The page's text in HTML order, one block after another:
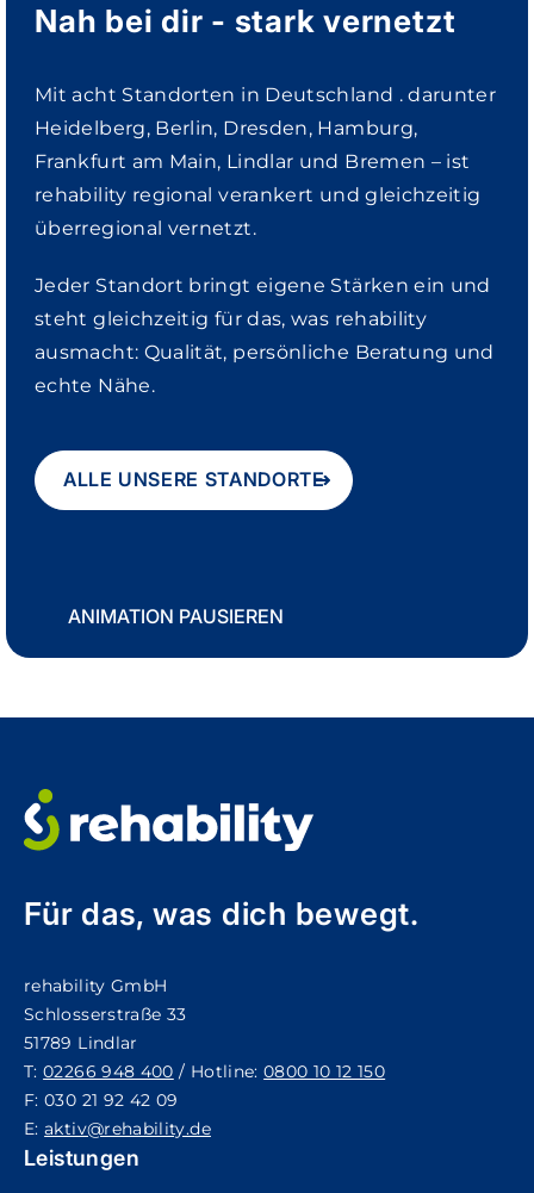
Nah bei dir - stark vernetzt
Mit acht Standorten in Deutschland . darunter
Heidelberg, Berlin, Dresden, Hamburg,
Frankfurt am Main, Lindlar und Bremen – ist
rehability regional verankert und gleichzeitig
überregional vernetzt.
Jeder Standort bringt eigene Stärken ein und
steht gleichzeitig für das, was rehability
ausmacht: Qualität, persönliche Beratung und
echte Nähe.
ALLE UNSERE STANDORTE
ANIMATION PAUSIEREN
Für das, was dich bewegt.
rehability GmbH
Schlosserstraße 33
51789 Lindlar
T:02266 948 400 / Hotline:0800 10 12 150
F: 030 21 92 42 09
E:aktiv@rehability.de
Leistungen